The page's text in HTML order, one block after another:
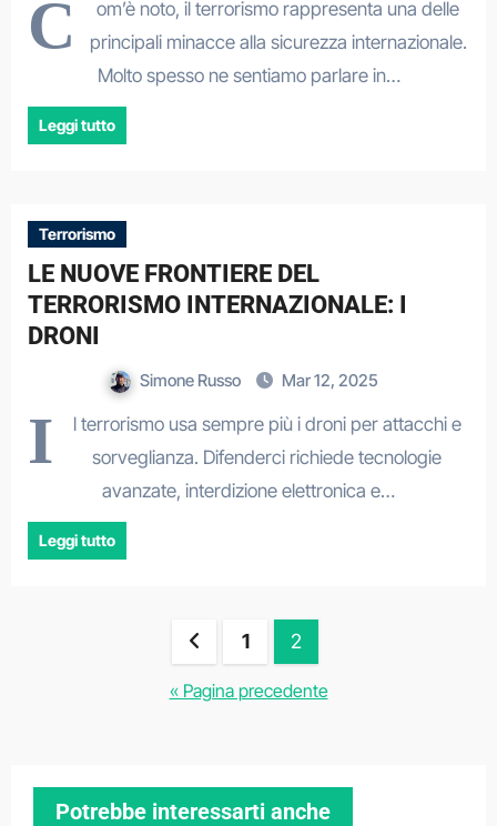
C
om’è noto, il terrorismo rappresenta una delle
principali minacce alla sicurezza internazionale.
Molto spesso ne sentiamo parlare in…
Leggi tutto
Terrorismo
LE NUOVE FRONTIERE DEL
TERRORISMO INTERNAZIONALE: I
DRONI
Simone Russo Mar 12, 2025
I
l terrorismo usa sempre più i droni per attacchi e
sorveglianza. Difenderci richiede tecnologie
avanzate, interdizione elettronica e…
Leggi tutto
Paginazione
1 2
« Pagina precedente
Potrebbe interessarti anche